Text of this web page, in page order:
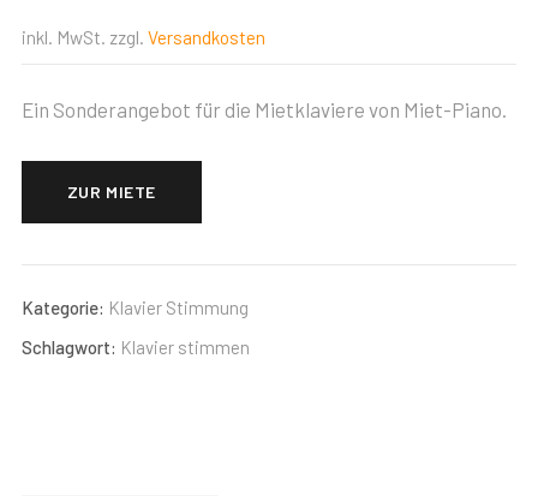
inkl. MwSt. zzgl. Versandkosten
Ein Sonderangebot für die Mietklaviere von Miet-Piano.
ZUR MIETE
Kategorie: Klavier Stimmung
Schlagwort: Klavier stimmen